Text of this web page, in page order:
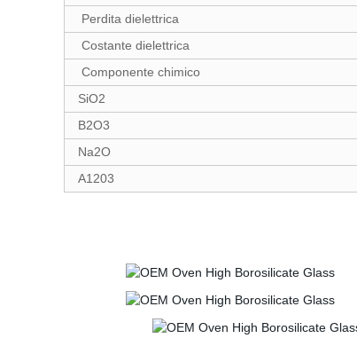
Perdita dielettrica
Costante dielettrica
Componente chimico
SiO2
B2O3
Na2O
A1203